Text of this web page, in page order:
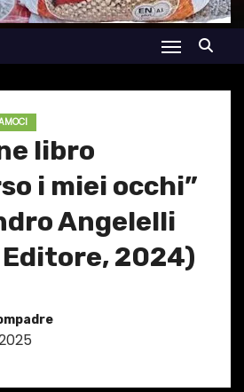
libro
i miei occhi”
Angelelli
2024)